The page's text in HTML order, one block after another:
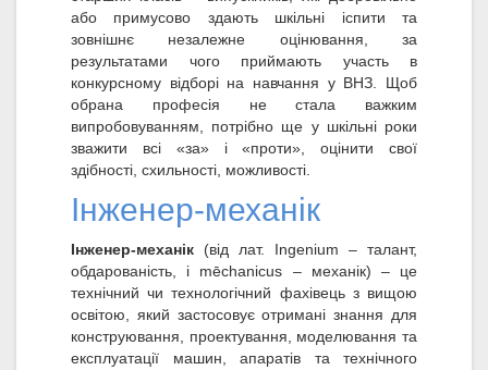
або примусово здають шкільні іспити та
зовнішнє незалежне оцінювання, за
результатами чого приймають участь в
конкурсному відборі на навчання у ВНЗ. Щоб
обрана професія не стала важким
випробовуванням, потрібно ще у шкільні роки
зважити всі «за» і «проти», оцінити свої
здібності, схильності, можливості.
Інженер-механік
Інженер-механік (від лат. Ingenium – талант,
обдарованість, і mēchanicus – механік) – це
технічний чи технологічний фахівець з вищою
освітою, який застосовує отримані знання для
конструювання, проектування, моделювання та
експлуатації машин, апаратів та технічного